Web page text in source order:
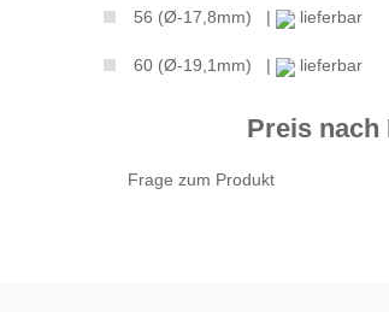
56 (Ø-17,8mm) | lieferbar
60 (Ø-19,1mm) | lieferbar
Preis nach
Frage zum Produkt